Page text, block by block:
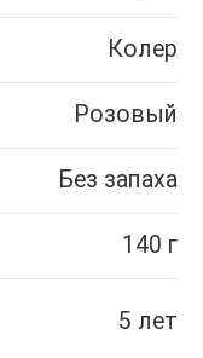
Колер
Розовый
Без запаха
140 г
5 лет